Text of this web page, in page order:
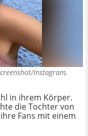
Instagram,
in ihrem Körper.
die Tochter von
Fans mit einem